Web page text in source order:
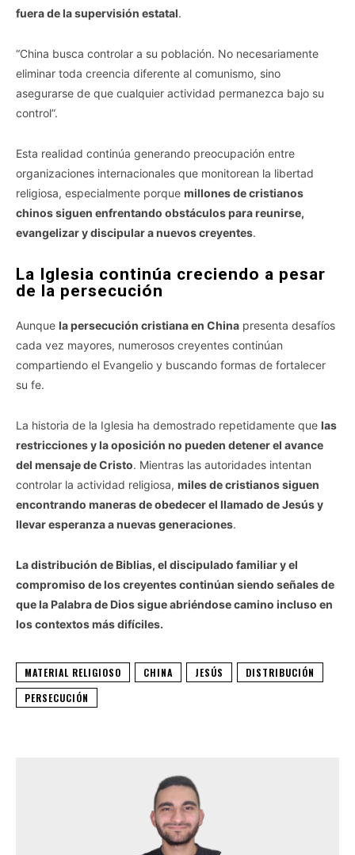
fuera de la supervisión estatal.
“China busca controlar a su población. No necesariamente
eliminar toda creencia diferente al comunismo, sino
asegurarse de que cualquier actividad permanezca bajo su
control”.
Esta realidad continúa generando preocupación entre
organizaciones internacionales que monitorean la libertad
religiosa, especialmente porque millones de cristianos
chinos siguen enfrentando obstáculos para reunirse,
evangelizar y discipular a nuevos creyentes.
La Iglesia continúa creciendo a pesar
de la persecución
Aunque la persecución cristiana en China presenta desafíos
cada vez mayores, numerosos creyentes continúan
compartiendo el Evangelio y buscando formas de fortalecer
su fe.
La historia de la Iglesia ha demostrado repetidamente que las
restricciones y la oposición no pueden detener el avance
del mensaje de Cristo. Mientras las autoridades intentan
controlar la actividad religiosa, miles de cristianos siguen
encontrando maneras de obedecer el llamado de Jesús y
llevar esperanza a nuevas generaciones.
La distribución de Biblias, el discipulado familiar y el
compromiso de los creyentes continúan siendo señales de
que la Palabra de Dios sigue abriéndose camino incluso en
los contextos más difíciles.
MATERIAL RELIGIOSO CHINA JESÚS
DISTRIBUCIÓN
PERSECUCIÓN